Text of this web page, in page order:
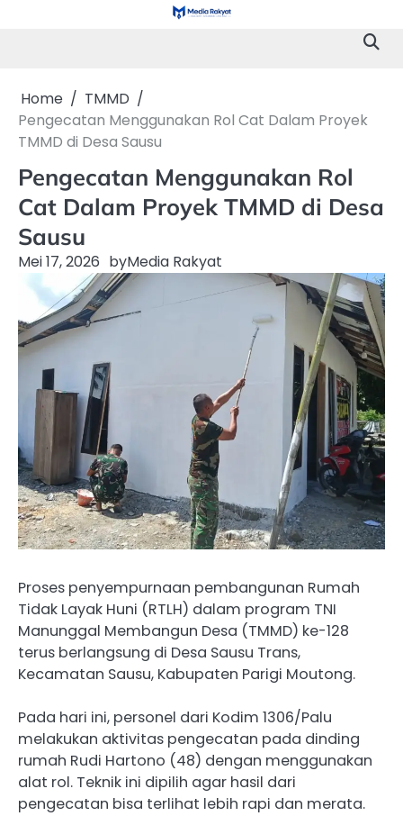
Home
TMMD
Pengecatan Menggunakan Rol Cat Dalam Proyek
TMMD di Desa Sausu
Pengecatan Menggunakan Rol
Cat Dalam Proyek TMMD di Desa
Sausu
Mei 17, 2026 byMedia Rakyat
Proses penyempurnaan pembangunan Rumah
Tidak Layak Huni (RTLH) dalam program TNI
Manunggal Membangun Desa (TMMD) ke-128
terus berlangsung di Desa Sausu Trans,
Kecamatan Sausu, Kabupaten Parigi Moutong.
Pada hari ini, personel dari Kodim 1306/Palu
melakukan aktivitas pengecatan pada dinding
rumah Rudi Hartono (48) dengan menggunakan
alat rol. Teknik ini dipilih agar hasil dari
pengecatan bisa terlihat lebih rapi dan merata.